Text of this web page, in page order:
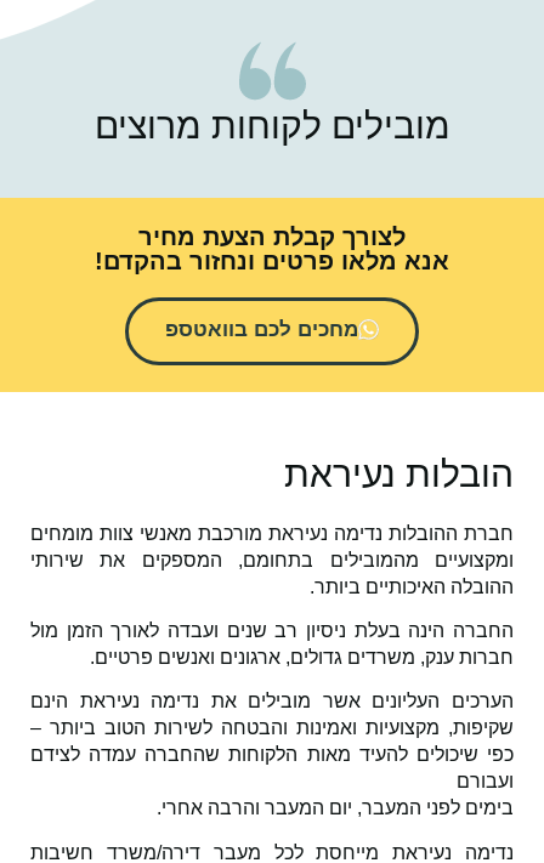
מובילים לקוחות מרוצים
לצורך קבלת הצעת מחיר
אנא מלאו פרטים ונחזור בהקדם!
מחכים לכם בוואטספ
נעיראת
נדימה נעיראת מורכבת מאנשי צוות מומחים
מהמובילים בתחומם,המספקים את שירותי
האיכותיים ביותר.
הינה בעלת ניסיון רב שנים ועבדה לאורך הזמן מול
ענק, משרדים גדולים,ארגונים ואנשים פרטיים.
העליונים אשר מובילים את נדימה נעיראת הינם
מקצועיות ואמינות והבטחה לשירות הטוב ביותר –
להעיד מאות הלקוחות שהחברה עמדה לצידם
לפני המעבר, יום המעבר והרבה אחרי.
נעיראת מייחסת לכל מעבר דירה/משרד חשיבות